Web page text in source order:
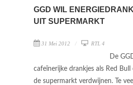
GGD WIL
UIT SUPERMARKT
31 Mei 2012 RTL 4
De
cafeïnerijke drankjes als Red
de supermarkt verdwijnen. Te